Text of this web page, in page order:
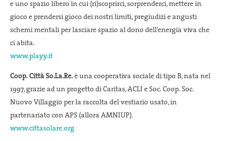
e uno spazio libero in cui (ri)scoprirci, sorprenderci, mettere in
gioco e prendersi gioco dei nostri limiti, pregiudizi e angusti
schemi mentali per lasciare spazio al dono dell’energia viva che
ci abita.
www.playy.it
Coop. Città So.La.Re. è una cooperativa sociale di tipo B, nata nel
1997, grazie ad un progetto di Caritas, ACLI e Soc. Coop. Soc.
Nuovo Villaggio per la raccolta del vestiario usato, in
partenariato con APS (allora AMNIUP).
www.cittasolare.org